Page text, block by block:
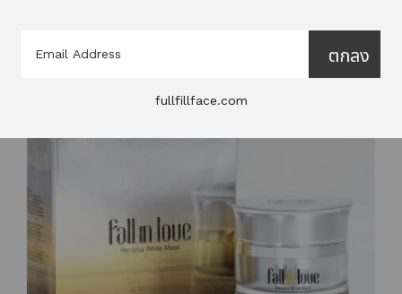
ตกลง
fullfillface.com